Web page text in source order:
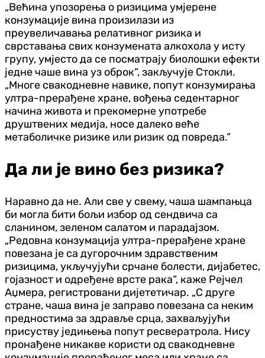
„Већина упозорења о ризицима умјерене
конзумације вина произилази из
преувеличавања релативног ризика и
сврставања свих конзумената алкохола у исту
групу, умјесто да се посматрају биолошки ефекти
једне чаше вина уз оброк“, закључује Стокли.
„Многе свакодневне навике, попут конзумирања
ултра-прерађене хране, вођења седентарног
начина живота и прекомерне употребе
друштвених медија, носе далеко веће
метаболичке ризике или ризик од повреда.“
Да ли је вино без ризика?
Наравно да не. Али све у свему, чаша шампањца
би могла бити бољи избор од сендвича са
сланином, зеленом салатом и парадајзом.
„Редовна конзумација ултра-прерађене хране
повезана је са дугорочним здравственим
ризицима, укључујући срчане болести, дијабетес,
гојазност и одређене врсте рака“, каже Рејчел
Аџмера, регистровани дијететичар. „С друге
стране, чаша вина је заправо повезана са неким
предностима за здравље срца, захваљујући
присуству једињења попут ресвератрола. Нису
пронађене никакве користи од свакодневне